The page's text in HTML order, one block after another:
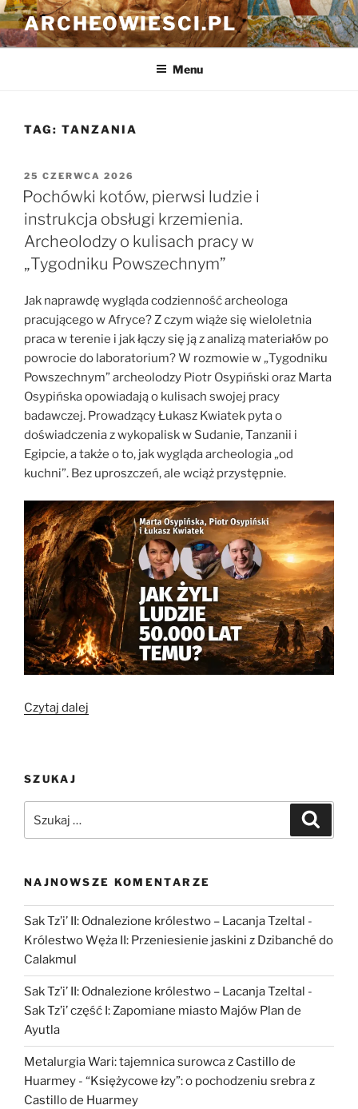
Przejdź
do
treści
ARCHEOWIESCI.PL
Menu
TAG: TANZANIA
OPUBLIKOWANE
W
25 CZERWCA 2026
Pochówki kotów, pierwsi ludzie i
instrukcja obsługi krzemienia.
Archeolodzy o kulisach pracy w
„Tygodniku Powszechnym”
Jak naprawdę wygląda codzienność archeologa
pracującego w Afryce? Z czym wiąże się wieloletnia
praca w terenie i jak łączy się ją z analizą materiałów po
powrocie do laboratorium? W rozmowie w „Tygodniku
Powszechnym” archeolodzy Piotr Osypiński oraz Marta
Osypińskaopowiadają o kulisach swojej pracy
badawczej. ProwadzącyŁukasz Kwiatek pyta o
doświadczenia z wykopalisk w Sudanie, Tanzanii i
Egipcie, a także o to, jak wygląda archeologia „od
kuchni”. Bez uproszczeń, ale wciąż przystępnie.
Czytaj dalej
instrukcja
krzemienia.
o
pracy
w
Powszechnym””
SZUKAJ
NAJNOWSZE KOMENTARZE
Sak Tz’i’ II: Odnalezione królestwo – Lacanja Tzeltal -
Królestwo Węża II: Przeniesienie jaskini z Dzibanché do
Calakmul
Sak Tz’i’ II: Odnalezione królestwo – Lacanja Tzeltal -
Sak Tz’i’ część I: Zapomiane miasto Majów Plan de
Ayutla
Metalurgia Wari: tajemnica surowca z Castillo de
Huarmey - “Księżycowe łzy”: o pochodzeniu srebra z
Castillo de Huarmey